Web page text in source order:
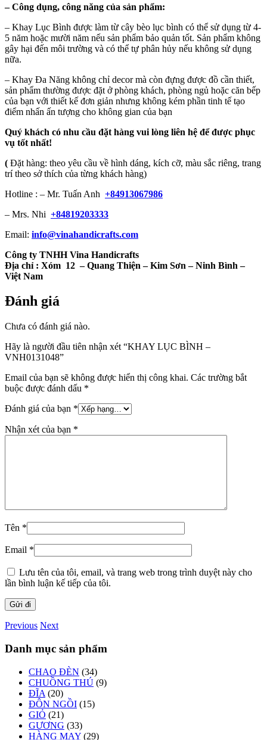
–Công dụng, công năng của sản phẩm:
– Khay Lục Bình được làm từ cây bèo lục bình có thể sử dụng từ 4-
5 năm hoặc mười năm nếu sản phẩm bảo quản tốt. Sản phẩm không
gây hại đến môi trường và có thể tự phân hủy nếu không sử dụng
nữa.
– Khay Đa Năng không chỉ decor mà còn đựng được đồ cần thiết,
sản phẩm thường được đặt ở phòng khách, phòng ngủ hoặc căn bếp
của bạn với thiết kế đơn giản nhưng không kém phần tinh tế tạo
điểm nhấn ấn tượng cho không gian của bạn
Quý khách có nhu cầu đặt hàng vui lòng liên hệ để được phục
vụ tốt nhất!
( Đặt hàng: theo yêu cầu về hình dáng, kích cỡ, màu sắc riêng, trang
trí theo sở thích của từng khách hàng)
Hotline : – Mr. Tuấn Anh +84913067986
– Mrs. Nhi +84819203333
Email: info@vinahandicrafts.com
Công ty TNHH Vina Handicrafts
Địa chỉ : Xóm 12 – Quang Thiện – Kim Sơn – Ninh Bình –
Việt Nam
Đánh giá
Chưa có đánh giá nào.
Hãy là người đầu tiên nhận xét “KHAY LỤC BÌNH –
VNH0131048”
Email của bạn sẽ không được hiển thị công khai. Các trường bắt
buộc được đánh dấu *
Đánh giá của bạn *
Nhận xét của bạn *
Tên *
Email *
Lưu tên của tôi, email, và trang web trong trình duyệt này cho
lần bình luận kế tiếp của tôi.
Previous Next
Danh mục sản phẩm
CHAO ĐÈN (34)
CHUỒNG THÚ (9)
ĐĨA (20)
ĐÔN NGỒI (15)
GIỎ (21)
GƯƠNG (33)
HÀNG MAY (29)